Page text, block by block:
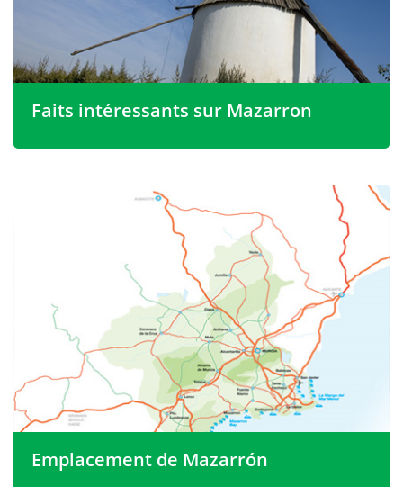
Faits intéressants sur Mazarron
Company a été constituée à Londres.
La ville a sa propre version de la célèbre Falla de
Valence, lorsqu'un grand personnage en papier mâché
reflétant un thème politique, social ou satirique est
brûlé sur la plage le 19 mars de chaque année. La fête
principale de la ville a lieu en novembre, commençant
par une reconstitution « Maures et Chrétiens ».
Emplacement de Mazarrón